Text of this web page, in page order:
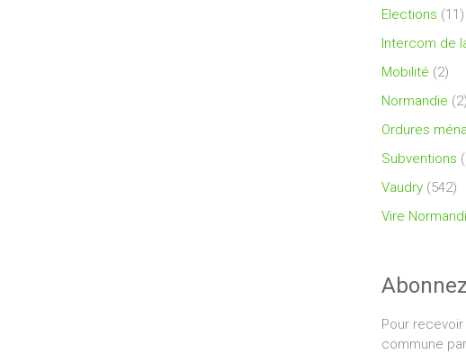
Elections (11)
Intercom de
Mobilité (2)
Normandie (2)
Ordures
Subventions
Vaudry (542)
Vire
Pour
commune